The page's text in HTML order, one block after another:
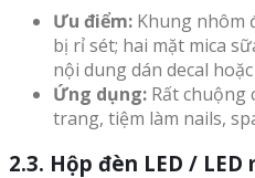
Ưu điểm: Khung nhôm
bị rỉ sét; hai mặt mica
nội dung dán decal
Ứng dụng: Rất chuộng
trang, tiệm làm nails,
2.3. Hộp đèn LED /